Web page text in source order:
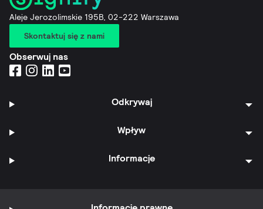
Aleje Jerozolimskie 195B, 02-222 Warszawa
Skontaktuj się z nami
Obserwuj nas
Odkrywaj
Wpływ
Informacje